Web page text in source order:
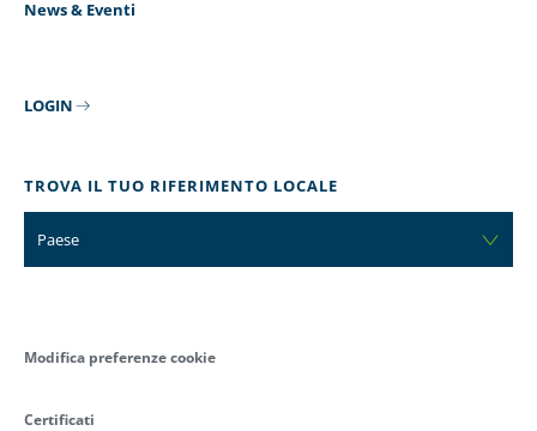
News & Eventi
LOGIN
TROVA IL TUO RIFERIMENTO LOCALE
Paese
Modifica preferenze cookie
Certificati